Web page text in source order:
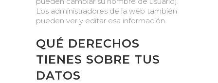
Los administradores de la web también
pueden ver y editar esa información.
QUÉ DERECHOS
TIENES SOBRE TUS
DATOS